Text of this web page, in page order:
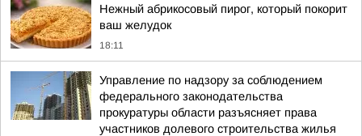
Нежный абрикосовый пирог, который покорит
ваш желудок
18:11
Управление по надзору за соблюдением
федерального законодательства
прокуратуры области разъясняет права
участников долевого строительства жилья